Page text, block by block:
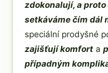
zdokonalují, a
setkáváme čím dál
speciální prodyšné
zajišťují komfort a
případným